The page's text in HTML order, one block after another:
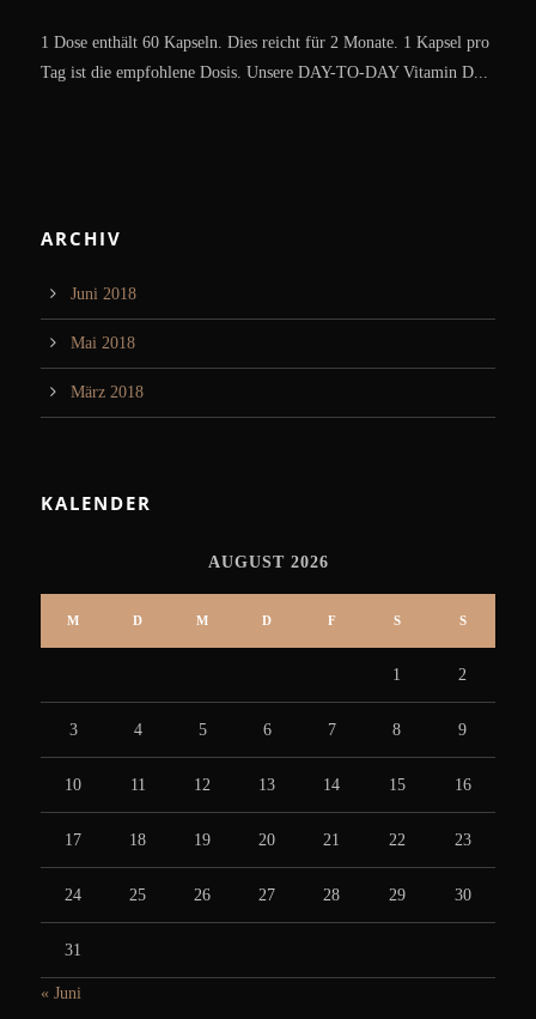
1 Dose enthält 60 Kapseln. Dies reicht für 2 Monate. 1 Kapsel pro
Tag ist die empfohlene Dosis. Unsere DAY-TO-DAY Vitamin D...
ARCHIV
Juni 2018
Mai 2018
März 2018
KALENDER
AUGUST 2026
M D M D F S S
1 2
3 4 5 6 7 8 9
10 11 12 13 14 15 16
17 18 19 20 21 22 23
24 25 26 27 28 29 30
31
« Juni